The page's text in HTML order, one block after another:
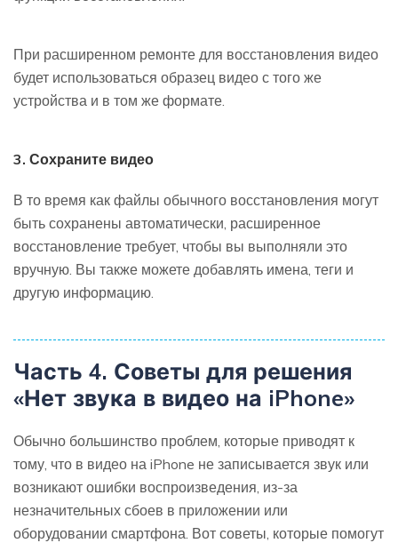
При расширенном ремонте для восстановления видео
будет использоваться образец видео с того же
устройства и в том же формате.
3. Сохраните видео
В то время как файлы обычного восстановления могут
быть сохранены автоматически, расширенное
восстановление требует, чтобы вы выполняли это
вручную. Вы также можете добавлять имена, теги и
другую информацию.
Часть 4. Советы для решения
«Нет звука в видео на iPhone»
Обычно большинство проблем, которые приводят к
тому, что в видео на iPhone не записывается звук или
возникают ошибки воспроизведения, из-за
незначительных сбоев в приложении или
оборудовании смартфона. Вот советы, которые помогут